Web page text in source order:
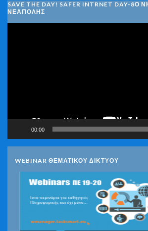
SAVE THE DAY! SAFER INTRNET DAY-8Ο
ΝΕΑΠΟΛΗΣ
00:00
WEBINAR ΘΕΜΑΤΙΚΟΥ ΔΙΚΤΥΟΥ